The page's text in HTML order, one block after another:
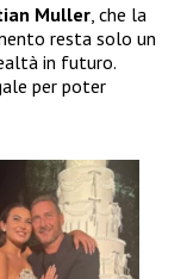
Muller , che la
resta solo un
in futuro.
per poter